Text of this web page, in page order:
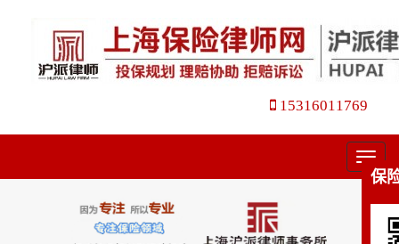
15316011769
菜
单
保